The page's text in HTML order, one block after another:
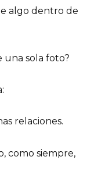
algo dentro de
sola foto?
relaciones.
como siempre,